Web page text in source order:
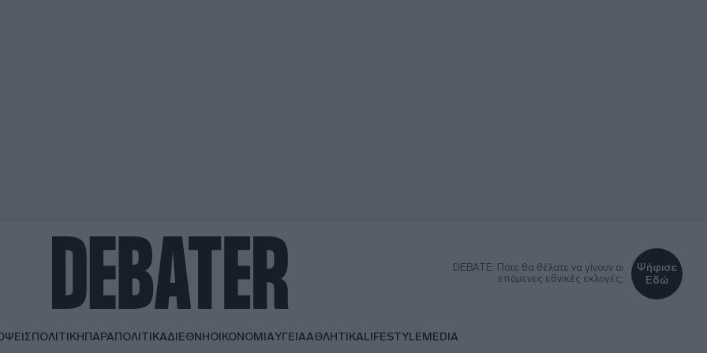
DEBATE: Πότε θα θέλατε να γίνουν οι
επόμενες εθνικές εκλογές;
Ψήφισε
Εδώ
ΠΟΛΙΤΙΚΗΠΑΡΑΠΟΛΙΤΙΚΑΔΙΕΘΝΗΟΙΚΟΝΟΜΙΑΥΓΕΙΑΑΘΛΗΤΙΚΑLIFESTYLEMEDIA